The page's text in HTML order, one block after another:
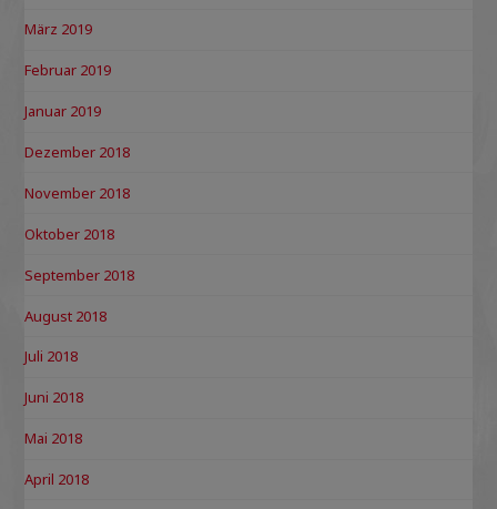
März 2019
Februar 2019
Januar 2019
Dezember 2018
November 2018
Oktober 2018
September 2018
August 2018
Juli 2018
Juni 2018
Mai 2018
April 2018